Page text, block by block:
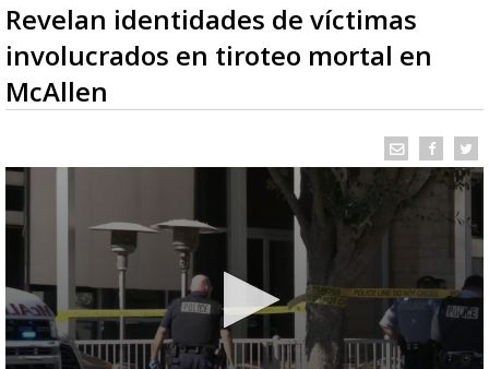
Revelan identidades de víctimas
involucrados en tiroteo mortal en
McAllen